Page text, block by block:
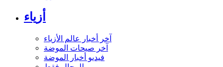
أزياء
آخر أخبار عالم الأزياء
آخر صيحات الموضة
فيديو أخبار الموضة